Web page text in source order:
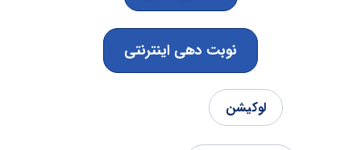
نوبت دهی اینترنتی
لوکیشن